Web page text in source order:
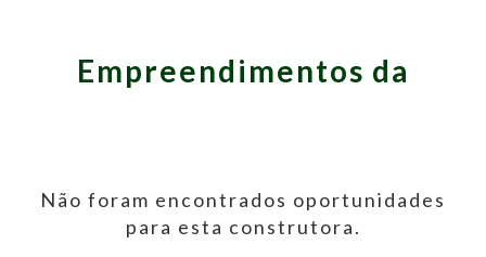
Empreendimentos da
Não foram encontrados oportunidades
para esta construtora.